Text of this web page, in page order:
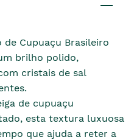
de Cupuaçu Brasileiro
brilho polido,
cristais de sal
de cupuaçu
esta textura luxuosa
que ajuda a reter a